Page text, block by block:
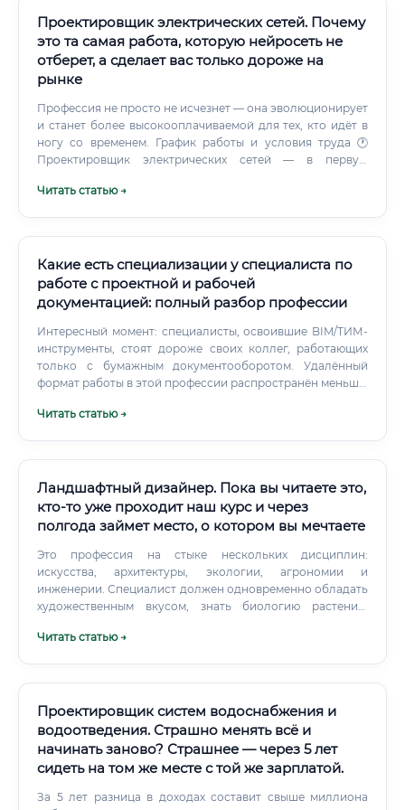
Проектировщик электрических сетей. Почему
это та самая работа, которую нейросеть не
отберет, а сделает вас только дороже на
рынке
Профессия не просто не исчезнет — она эволюционирует
и станет более высокооплачиваемой для тех, кто идёт в
ногу со временем. График работы и условия труда 🕐
Проектировщик электрических сетей — в первую
Читать статью →
Какие есть специализации у специалиста по
работе с проектной и рабочей
документацией: полный разбор профессии
Интересный момент: специалисты, освоившие BIM/ТИМ-
инструменты, стоят дороже своих коллег, работающих
только с бумажным документооборотом. Удалённый
формат работы в этой профессии распространён меньше,
у специалистов, которые сопровождают документацию
Читать статью →
Ландшафтный дизайнер. Пока вы читаете это,
кто-то уже проходит наш курс и через
полгода займет место, о котором вы мечтаете
Это профессия на стыке нескольких дисциплин:
искусства, архитектуры, экологии, агрономии и
инженерии. Специалист должен одновременно обладать
художественным вкусом, знать биологию растений,
работать с современным проектным программным
Читать статью →
Проектировщик систем водоснабжения и
водоотведения. Страшно менять всё и
начинать заново? Страшнее — через 5 лет
сидеть на том же месте с той же зарплатой.
За 5 лет разница в доходах составит свыше миллиона